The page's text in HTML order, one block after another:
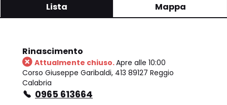
Lista Mappa
Rinascimento
Attualmente chiuso.Apre alle 10:00
Corso Giuseppe Garibaldi, 413 89127 Reggio
Calabria
0965 613664